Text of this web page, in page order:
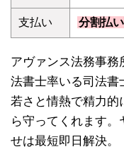
支払い 分割払
アヴァンス法務事務
法書士率いる司法書
若さと情熱で精力
ら守ってくれます
せは最短即日解決。